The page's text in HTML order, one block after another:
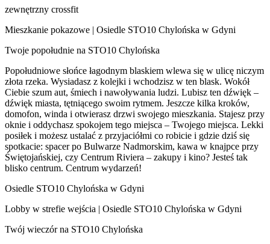
zewnętrzny crossfit
Mieszkanie pokazowe | Osiedle STO10 Chylońska w Gdyni
Twoje popołudnie na STO10 Chylońska
Popołudniowe słońce łagodnym blaskiem wlewa się w ulicę niczym
złota rzeka. Wysiadasz z kolejki i wchodzisz w ten blask. Wokół
Ciebie szum aut, śmiech i nawoływania ludzi. Lubisz ten dźwięk –
dźwięk miasta, tętniącego swoim rytmem. Jeszcze kilka kroków,
domofon, winda i otwierasz drzwi swojego mieszkania. Stajesz przy
oknie i oddychasz spokojem tego miejsca – Twojego miejsca. Lekki
posiłek i możesz ustalać z przyjaciółmi co robicie i gdzie dziś się
spotkacie: spacer po Bulwarze Nadmorskim, kawa w knajpce przy
Świętojańskiej, czy Centrum Riviera – zakupy i kino? Jesteś tak
blisko centrum. Centrum wydarzeń!
Osiedle STO10 Chylońska w Gdyni
Lobby w strefie wejścia | Osiedle STO10 Chylońska w Gdyni
Twój wieczór na STO10 Chylońska